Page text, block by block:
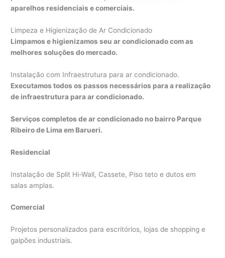
aparelhos residenciais e comerciais.
Limpeza e Higienização de Ar Condicionado
Limpamos e higienizamos seu ar condicionado com as
melhores soluções do mercado.
Instalação com Infraestrutura para ar condicionado.
Executamos todos os passos necessários para a realização
de infraestrutura para ar condicionado.
Serviços completos de ar condicionado no bairro Parque
Ribeiro de Lima em Barueri.
Residencial
Instalação de Split Hi-Wall, Cassete, Piso teto e dutos em
salas amplas.
Comercial
Projetos personalizados para escritórios, lojas de shopping e
galpões industriais.